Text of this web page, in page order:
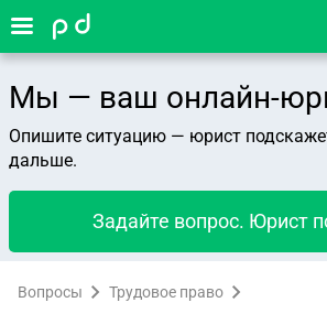
Мы — ваш онлайн-
Опишите ситуацию — юрист
дальше.
Задайте вопрос. Юрист
Вопросы Трудовое право